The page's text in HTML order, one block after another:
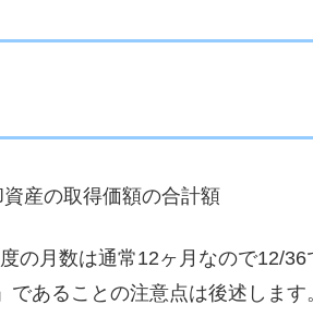
産の取得価額の合計額
の月数は通常12ヶ月なので12/36
あることの注意点は後述します